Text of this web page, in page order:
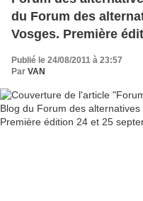
du Forum des
Vosges. Première
2011
Publié le 24/08/2011 à 23:57
Par VAN